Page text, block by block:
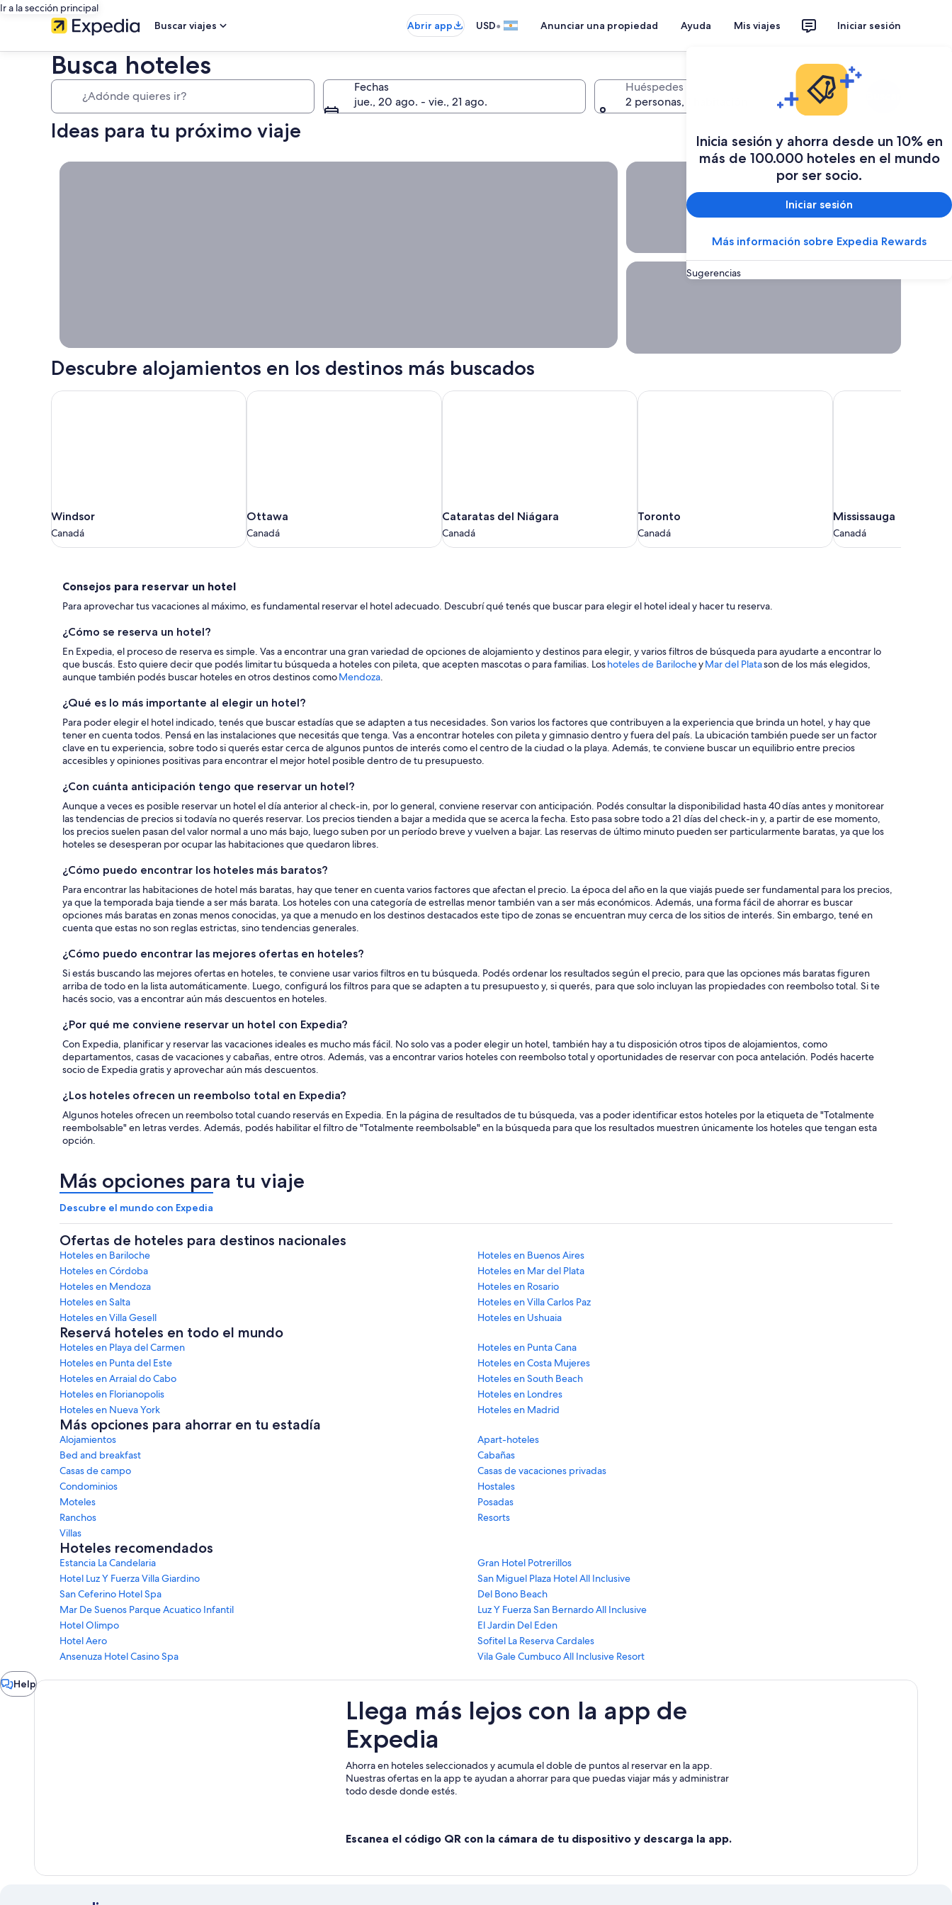
Ir a la sección principal
Buscar viajes
Abrir app USD• Anunciar una propiedad Ayuda Mis viajes Iniciar sesión
Inicia sesión y ahorra desde un 10% en
más de 100.000 hoteles en el mundo
por ser socio.
Iniciar sesión
Más información sobre Expedia Rewards
Sugerencias
Busca hoteles
Fechas
jue., 20 ago. - vie., 21 ago.
Huéspedes
2 personas, 1 habitación
Ideas para tu próximo viaje
próxima
Ofertas de &uacute;ltimo minuto disponibles, <span
Cuando est&eacute;s listo para viajar, aqu&iacute;
Descubre alojamientos en los destinos más buscados
Windsor
Canadá
Windsor
Canadá
Windsor
Ottawa
Canadá
Ottawa
Canadá
Ottawa
Cataratas
del
Niágara
Cataratas del Niágara
Canadá
Cataratas del Niágara
Toronto
Canadá
Toronto
Canadá
Toronto
Mississauga
Canadá
Mississauga
Canadá
Mississauga
Consejos
para
reservar
un
hotel
Consejos para reservar un hotel
Para aprovechar tus vacaciones al máximo, es fundamental reservar el hotel adecuado. Descubrí qué tenés que buscar para elegir el hotel ideal y hacer tu reserva.
¿Cómo se reserva un hotel?
En Expedia, el proceso de reserva es simple. Vas a encontrar una gran variedad de opciones de alojamiento y destinos para elegir, y varios filtros de búsqueda para ayudarte a encontrar lo
que buscás. Esto quiere decir que podés limitar tu búsqueda a hoteles con pileta, que acepten mascotas o para familias. Loshoteles de BarilocheyMar del Platason de los más elegidos,
aunque también podés buscar hoteles en otros destinos comoMendoza.
¿Qué es lo más importante al elegir un hotel?
Para poder elegir el hotel indicado, tenés que buscar estadías que se adapten a tus necesidades. Son varios los factores que contribuyen a la experiencia que brinda un hotel, y hay que
tener en cuenta todos. Pensá en las instalaciones que necesitás que tenga. Vas a encontrar hoteles con pileta y gimnasio dentro y fuera del país. La ubicación también puede ser un factor
clave en tu experiencia, sobre todo si querés estar cerca de algunos puntos de interés como el centro de la ciudad o la playa. Además, te conviene buscar un equilibrio entre precios
accesibles y opiniones positivas para encontrar el mejor hotel posible dentro de tu presupuesto.
¿Con cuánta anticipación tengo que reservar un hotel?
Aunque a veces es posible reservar un hotel el día anterior al check-in, por lo general, conviene reservar con anticipación. Podés consultar la disponibilidad hasta 40 días antes y monitorear
las tendencias de precios si todavía no querés reservar. Los precios tienden a bajar a medida que se acerca la fecha. Esto pasa sobre todo a 21 días del check-in y, a partir de ese momento,
los precios suelen pasan del valor normal a uno más bajo, luego suben por un período breve y vuelven a bajar. Las reservas de último minuto pueden ser particularmente baratas, ya que los
hoteles se desesperan por ocupar las habitaciones que quedaron libres.
¿Cómo puedo encontrar los hoteles más baratos?
Para encontrar las habitaciones de hotel más baratas, hay que tener en cuenta varios factores que afectan el precio. La época del año en la que viajás puede ser fundamental para los precios,
ya que la temporada baja tiende a ser más barata. Los hoteles con una categoría de estrellas menor también van a ser más económicos. Además, una forma fácil de ahorrar es buscar
opciones más baratas en zonas menos conocidas, ya que a menudo en los destinos destacados este tipo de zonas se encuentran muy cerca de los sitios de interés. Sin embargo, tené en
cuenta que estas no son reglas estrictas, sino tendencias generales.
¿Cómo puedo encontrar las mejores ofertas en hoteles?
Si estás buscando las mejores ofertas en hoteles, te conviene usar varios filtros en tu búsqueda. Podés ordenar los resultados según el precio, para que las opciones más baratas figuren
arriba de todo en la lista automáticamente. Luego, configurá los filtros para que se adapten a tu presupuesto y, si querés, para que solo incluyan las propiedades con reembolso total. Si te
hacés socio, vas a encontrar aún más descuentos en hoteles.
¿Por qué me conviene reservar un hotel con Expedia?
Con Expedia, planificar y reservar las vacaciones ideales es mucho más fácil. No solo vas a poder elegir un hotel, también hay a tu disposición otros tipos de alojamientos, como
departamentos, casas de vacaciones y cabañas, entre otros. Además, vas a encontrar varios hoteles con reembolso total y oportunidades de reservar con poca antelación. Podés hacerte
socio de Expedia gratis y aprovechar aún más descuentos.
¿Los hoteles ofrecen un reembolso total en Expedia?
Algunos hoteles ofrecen un reembolso total cuando reservás en Expedia. En la página de resultados de tu búsqueda, vas a poder identificar estos hoteles por la etiqueta de "Totalmente
reembolsable" en letras verdes. Además, podés habilitar el filtro de "Totalmente reembolsable" en la búsqueda para que los resultados muestren únicamente los hoteles que tengan esta
opción.
Más opciones para tu viaje
Descubre el mundo con Expedia
Ofertas de hoteles para destinos nacionales
Hoteles en Bariloche
Hoteles en Buenos Aires
Hoteles en Córdoba
Hoteles en Mar del Plata
Hoteles en Mendoza
Hoteles en Rosario
Hoteles en Salta
Hoteles en Villa Carlos Paz
Hoteles en Villa Gesell
Hoteles en Ushuaia
Reservá hoteles en todo el mundo
Hoteles en Playa del Carmen
Hoteles en Punta Cana
Hoteles en Punta del Este
Hoteles en Costa Mujeres
Hoteles en Arraial do Cabo
Hoteles en South Beach
Hoteles en Florianopolis
Hoteles en Londres
Hoteles en Nueva York
Hoteles en Madrid
Más opciones para ahorrar en tu estadía
Alojamientos
Apart-hoteles
Bed and breakfast
Cabañas
Casas de campo
Casas de vacaciones privadas
Condominios
Hostales
Moteles
Posadas
Ranchos
Resorts
Villas
Hoteles recomendados
Estancia La Candelaria
Gran Hotel Potrerillos
Hotel Luz Y Fuerza Villa Giardino
San Miguel Plaza Hotel All Inclusive
San Ceferino Hotel Spa
Del Bono Beach
Mar De Suenos Parque Acuatico Infantil
Luz Y Fuerza San Bernardo All Inclusive
Hotel Olimpo
El Jardin Del Eden
Hotel Aero
Sofitel La Reserva Cardales
Ansenuza Hotel Casino Spa
Vila Gale Cumbuco All Inclusive Resort
Help
Chat
window
Llega más lejos con la app de
Expedia
Ahorra en hoteles seleccionados y acumula el doble de puntos al reservar en la app.
Nuestras ofertas en la app te ayudan a ahorrar para que puedas viajar más y administrar
todo desde donde estés.
Escanea el código QR con la cámara de tu dispositivo y descarga la app.